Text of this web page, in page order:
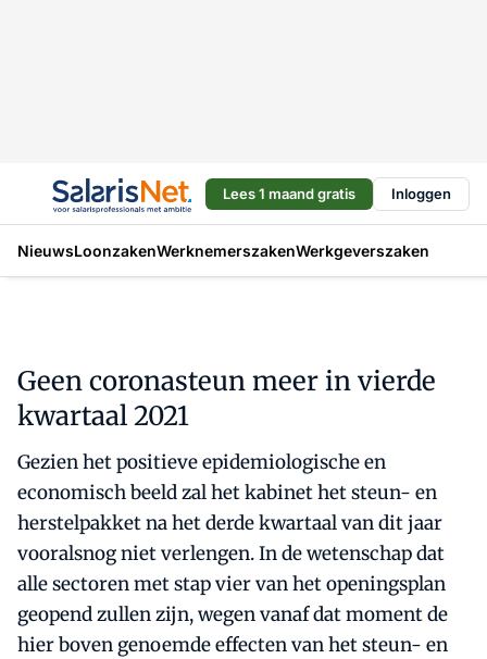
Lees 1 maand gratis Inloggen
NieuwsLoonzakenWerknemerszakenWerkgeverszaken
Geen coronasteun meer in vierde
kwartaal 2021
Gezien het positieve epidemiologische en
economisch beeld zal het kabinet het steun- en
herstelpakket na het derde kwartaal van dit jaar
vooralsnog niet verlengen. In de wetenschap dat
alle sectoren met stap vier van het openingsplan
geopend zullen zijn, wegen vanaf dat moment de
hier boven genoemde effecten van het steun- en